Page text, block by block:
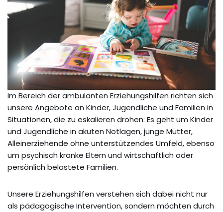
Im Bereich der ambulanten Erziehungshilfen richten sich
unsere Angebote an Kinder, Jugendliche und Familien in
Situationen, die zu eskalieren drohen: Es geht um Kinder
und Jugendliche in akuten Notlagen, junge Mütter,
Alleinerziehende ohne unterstützendes Umfeld, ebenso
um psychisch kranke Eltern und wirtschaftlich oder
persönlich belastete Familien.
Unsere Erziehungshilfen verstehen sich dabei nicht nur
als pädagogische Intervention, sondern möchten durch